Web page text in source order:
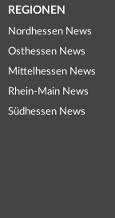
REGIONEN
Nordhessen News
Osthessen News
Mittelhessen News
Rhein-Main News
Südhessen News